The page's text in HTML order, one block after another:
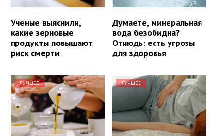
Ученые выяснили,
какие зерновые
продукты повышают
риск смерти
Думаете, минеральная
вода безобидна?
Отнюдь: есть угрозы
для здоровья
ЛУЧШЕЕ ЛУЧШЕЕ